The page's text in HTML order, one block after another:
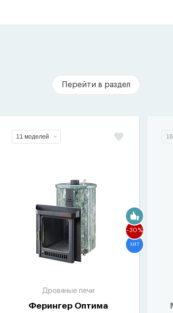
Перейти в раздел
11 моделей
-30%
ХИТ
Дровяные печи
Ферингер Оптима